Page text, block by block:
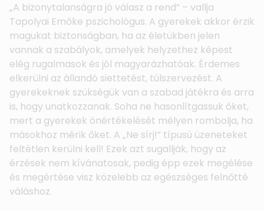
„A bizonytalanságra jó válasz a rend” – vallja
Tapolyai Emőke pszichológus. A gyerekek akkor érzik
magukat biztonságban, ha az életükben jelen
vannak a szabályok, amelyek helyzethez képest
elég rugalmasok és jól magyarázhatóak. Érdemes
elkerülni az állandó siettetést, túlszervezést. A
gyerekeknek szükségük van a szabad játékra és arra
is, hogy unatkozzanak. Soha ne hasonlítgassuk őket,
mert a gyerekek önértékelését mélyen rombolja, ha
másokhoz mérik őket. A „Ne sírj!” típusú üzeneteket
feltétlen kerülni kell! Ezek azt sugallják, hogy az
érzések nem kívánatosak, pedig épp ezek megélése
és megértése visz közelebb az egészséges felnőtté
váláshoz.